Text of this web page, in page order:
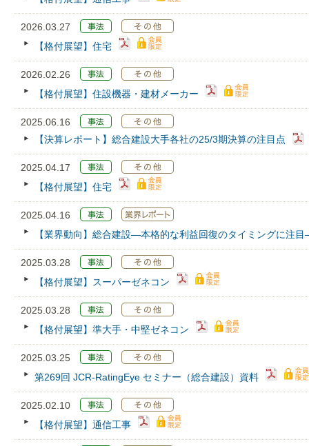
2026.03.27
【格付展望】住宅
2026.02.26
【格付展望】住設機器・建材メーカー
2025.06.16
【決算レポート】総合建設大手各社の25/3期決算の注目点
2025.04.17
【格付展望】住宅
2025.04.16
【業界動向】総合建設―本格的な利益回復のタイミングに注
2025.03.28
【格付展望】スーパーゼネコン
2025.03.28
【格付展望】準大手・中堅ゼネコン
2025.03.25
第269回 JCR‐RatingEye セミナー（総合建設）資料
2025.02.10
【格付展望】通信工事